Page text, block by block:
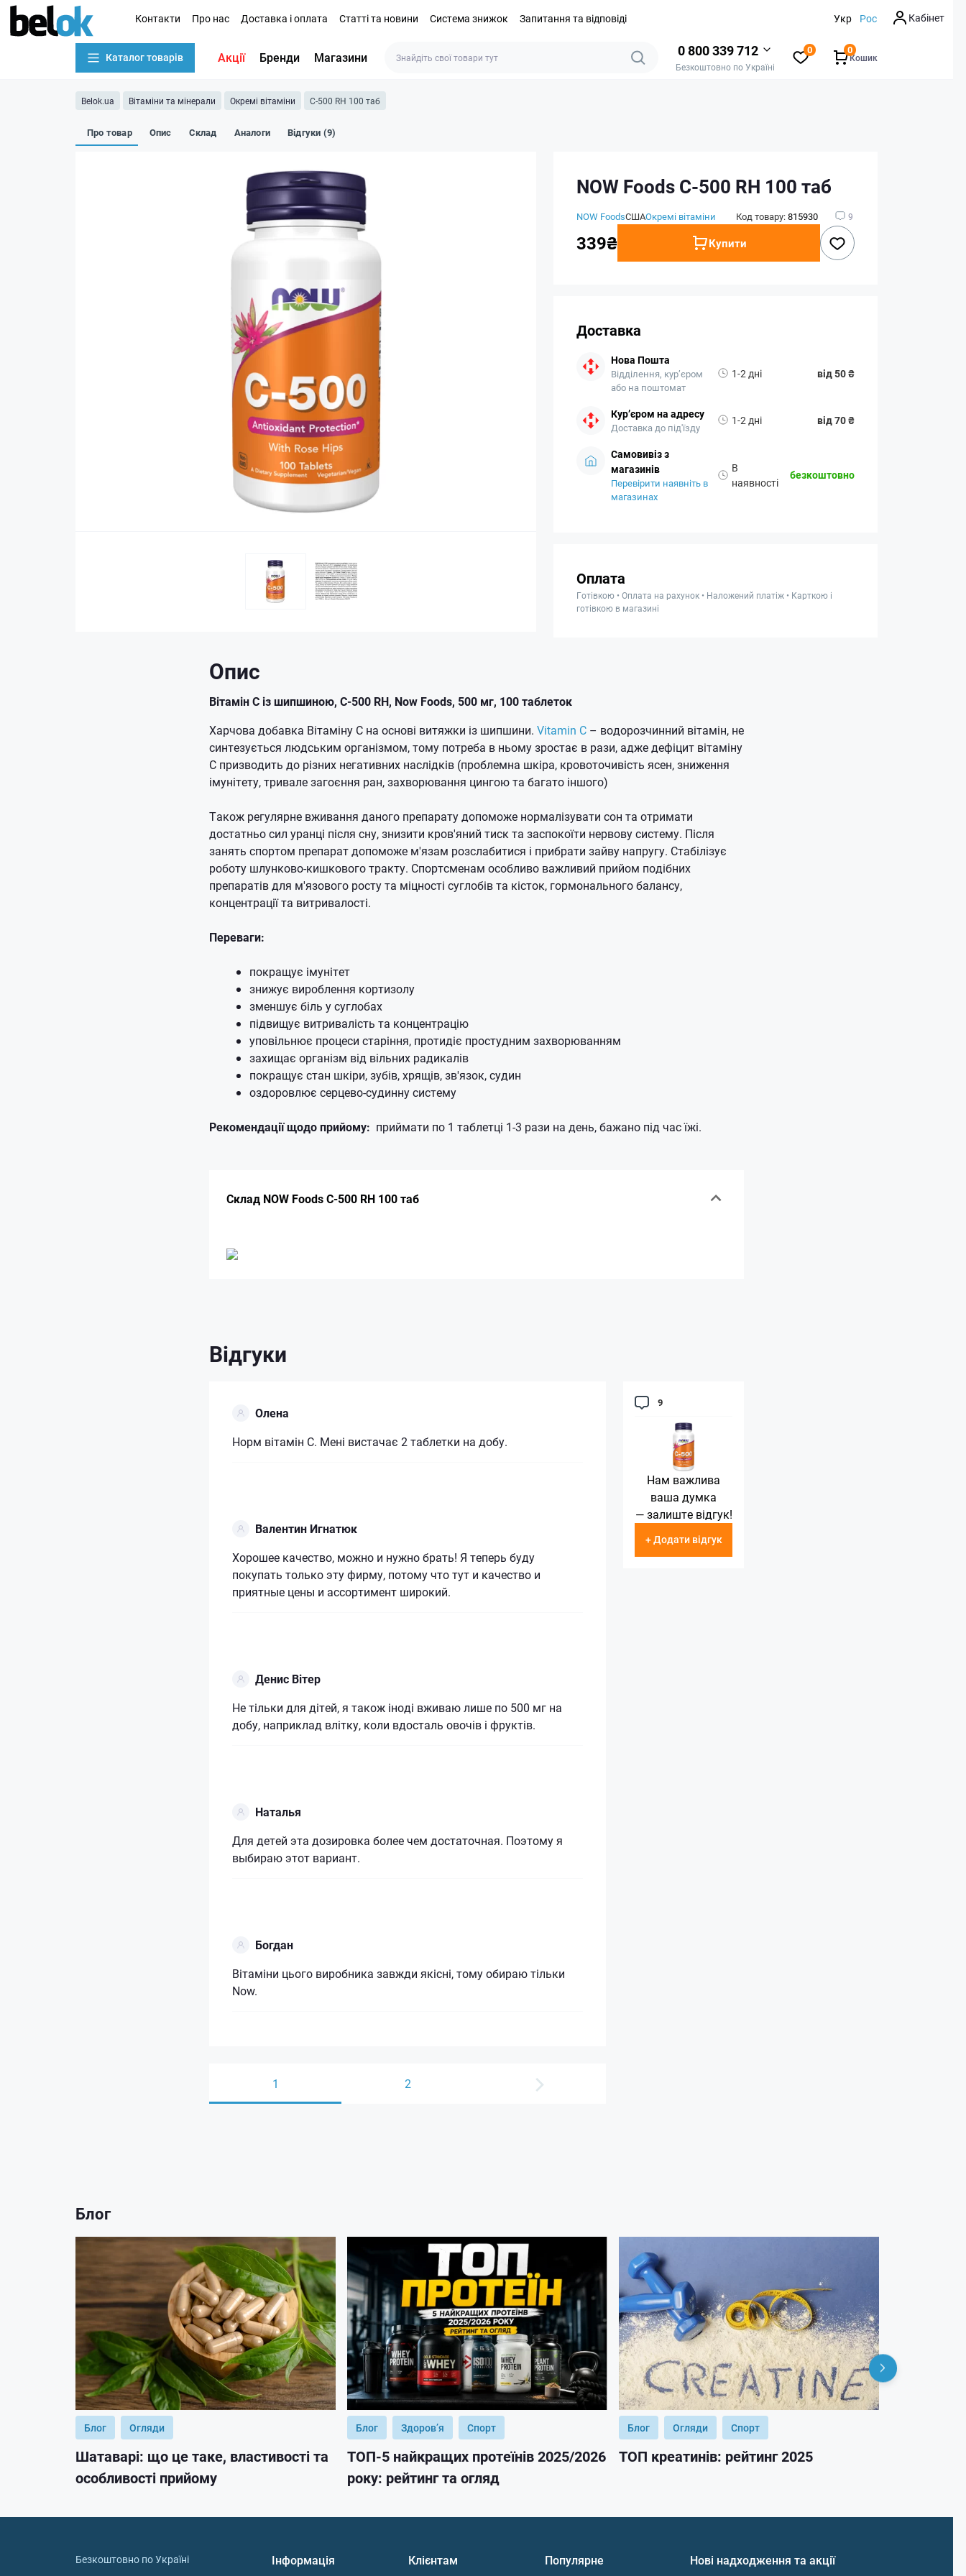
Контакти Про нас Доставка і оплата Статті та новини Система знижок Запитання та відповіді Укр Рос Кабінет
Каталог товарів Акції Бренди Магазини 0 800 339 712
Безкоштовно по Україні
0
Кошик
0
Belok.ua Вітаміни та мінерали Окремі вітаміни C-500 RH 100 таб
Про товар Опис Склад Аналоги Відгуки (9)
NOW Foods C-500 RH 100 таб
NOW FoodsСШАОкремі вітаміни Код товару:815930 9
339₴ Купити
Доставка
Нова Пошта
Відділення, кур’єром
або на поштомат
1-2 дні від 50 ₴
Кур’єром на адресу
Доставка до під'їзду
1-2 дні від 70 ₴
Самовивіз з
магазинів
Перевірити наявніть в
магазинах
В
наявності
безкоштовно
Оплата
Готівкою • Оплата на рахунок • Наложений платіж • Карткою і
готівкою в магазині
Опис
Вітамін С із шипшиною, С-500 RH, Now Foods, 500 мг, 100 таблеток
Харчова добавка Вітаміну С на основі витяжки із шипшини. Vitamin C – водорозчинний вітамін, не
синтезується людським організмом, тому потреба в ньому зростає в рази, адже дефіцит вітаміну
С призводить до різних негативних наслідків (проблемна шкіра, кровоточивість ясен, зниження
імунітету, тривале загоєння ран, захворювання цингою та багато іншого)
Також регулярне вживання даного препарату допоможе нормалізувати сон та отримати
достатньо сил уранці після сну, знизити кров'яний тиск та заспокоїти нервову систему. Після
занять спортом препарат допоможе м'язам розслабитися і прибрати зайву напругу. Стабілізує
роботу шлунково-кишкового тракту. Спортсменам особливо важливий прийом подібних
препаратів для м'язового росту та міцності суглобів та кісток, гормонального балансу,
концентрації та витривалості.
Переваги:
покращує імунітет
знижує вироблення кортизолу
зменшує біль у суглобах
підвищує витривалість та концентрацію
уповільнює процеси старіння, протидіє простудним захворюванням
захищає організм від вільних радикалів
покращує стан шкіри, зубів, хрящів, зв'язок, судин
оздоровлює серцево-судинну систему
Рекомендації щодо прийому: приймати по 1 таблетці 1-3 рази на день, бажано під час їжі.
Склад NOW Foods C-500 RH 100 таб
Відгуки
9
Нам важлива
ваша думка
— залиште відгук!
+ Додати відгук
Олена
Норм вітамін С. Мені вистачає 2 таблетки на добу.
Валентин Игнатюк
Хорошее качество, можно и нужно брать! Я теперь буду
покупать только эту фирму, потому что тут и качество и
приятные цены и ассортимент широкий.
Денис Вітер
Не тільки для дітей, я також іноді вживаю лише по 500 мг на
добу, наприклад влітку, коли вдосталь овочів і фруктів.
Наталья
Для детей эта дозировка более чем достаточная. Поэтому я
выбираю этот вариант.
Богдан
Вітаміни цього виробника завжди якісні, тому обираю тільки
Now.
1 2
Блог
Блог Огляди
Шатаварі: що це таке, властивості та
особливості прийому
Блог Здоров’я Спорт
ТОП-5 найкращих протеїнів 2025/2026
року: рейтинг та огляд
Блог Огляди Спорт
ТОП креатинів: рейтинг 2025
Безкоштовно по Україні Інформація Клієнтам Популярне Нові надходження та акції